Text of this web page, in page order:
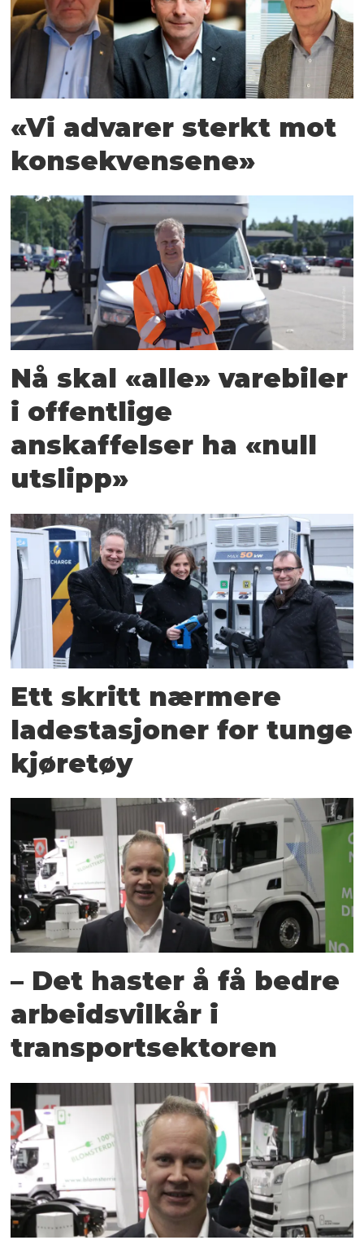
«Vi advarer sterkt mot
konsekvensene»
Nå skal «alle» varebiler
i offentlige
anskaffelser ha «null
utslipp»
Ett skritt nærmere
ladestasjoner for tunge
kjøretøy
– Det haster å få bedre
arbeidsvilkår i
transportsektoren